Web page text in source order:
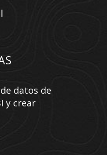
datos de
y crear